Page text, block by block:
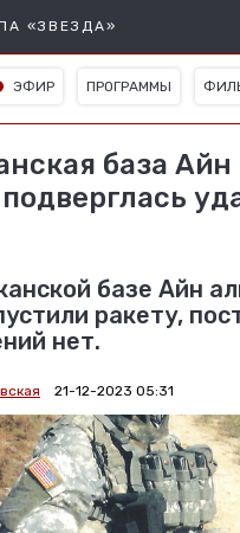
«ЗВЕЗДА»
ЭФИР ПРОГРАММЫ
база
базе Айн
ракету,
нет.
21-12-2023 05:31